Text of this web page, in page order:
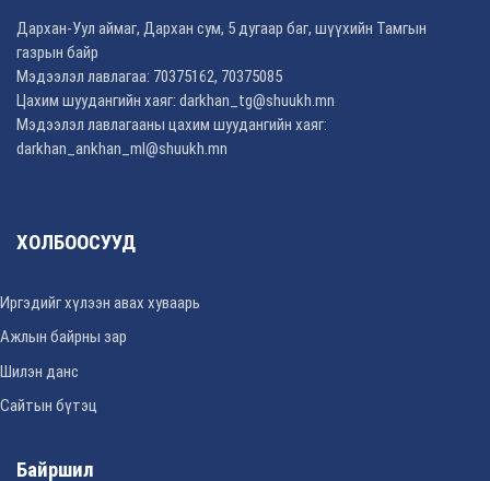
Дархан-Уул аймаг, Дархан сум, 5 дугаар баг, шүүхийн Тамгын
газрын байр
Мэдээлэл лавлагаа: 70375162, 70375085
Цахим шуудангийн хаяг: darkhan_tg@shuukh.mn
Мэдээлэл лавлагааны цахим шуудангийн хаяг:
darkhan_ankhan_ml@shuukh.mn
ХОЛБООСУУД
Иргэдийг хүлээн авах хуваарь
Ажлын байрны зар
Шилэн данс
Сайтын бүтэц
Байршил